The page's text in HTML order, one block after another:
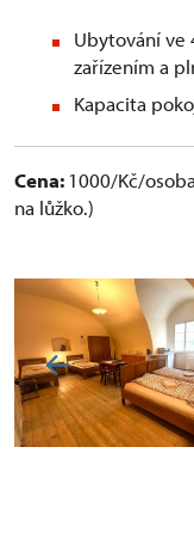
Ubytování ve
zařízením a
Kapacita
Cena: 1000/Kč/
na lůžko.)